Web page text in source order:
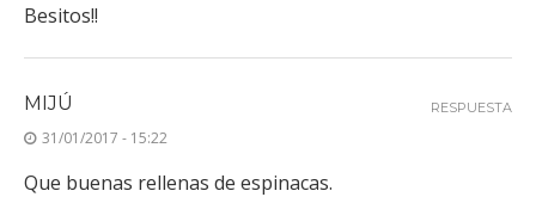
Besitos!!
MIJÚ
31/01/2017 - 15:22
Que buenas rellenas de espinacas.
RESPUESTA